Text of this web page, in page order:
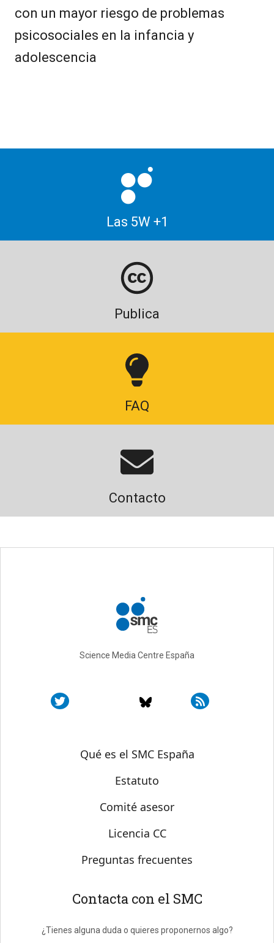
con un mayor riesgo de problemas
psicosociales en la infancia y
adolescencia
Las 5W +1
Publica
FAQ
Contacto
Science Media Centre España
Sobre SMC España
Qué es el SMC España
Estatuto
Comité asesor
Licencia CC
Preguntas frecuentes
Contacta con el SMC
¿Tienes alguna duda o quieres proponernos algo?